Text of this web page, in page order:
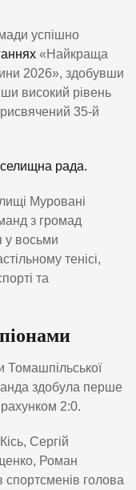
успішно
«Найкраща
2026», здобувши
високий рівень
35-й
рада.
Муровані
з громад
у восьми
тенісі,
та
Томашпільської
здобула перше
рахунком 2:0.
Сергій
Роман
спортсменів голова